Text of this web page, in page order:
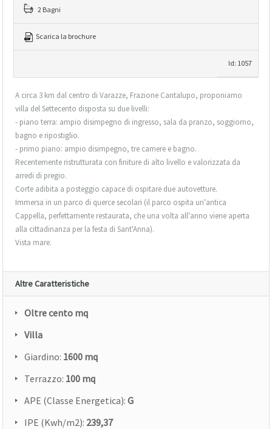
2 Bagni
Scarica la brochure
Id: 1057
A circa 3 km dal centro di Varazze, Frazione Cantalupo, proponiamo
villa del Settecento disposta su due livelli:
- piano terra: ampio disimpegno di ingresso, sala da pranzo, soggiorno,
bagno e ripostiglio.
- primo piano: ampio disimpegno, tre camere e bagno.
Recentemente ristrutturata con finiture di alto livello e valorizzata da
arredi di pregio.
Corte adibita a posteggio capace di ospitare due autovetture.
Immersa in un parco di querce secolari (il parco ospita un'antica
Cappella, perfettamente restaurata, che una volta all'anno viene aperta
alla cittadinanza per la festa di Sant'Anna).
Vista mare.
Altre Caratteristiche
Oltre cento mq
Villa
Giardino: 1600 mq
Terrazzo: 100 mq
APE (Classe Energetica): G
IPE (Kwh/m2): 239,37